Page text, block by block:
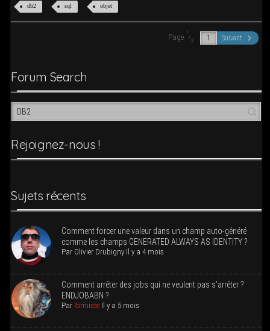
db2 sql objet
Page 1⁄2 Suivant
Forum Search
Rejoi­­gnez-nous !
Sujets récents
Com­ment for­cer une valeur dans un champ auto-géné­ré
comme les champs GENERATED ALWAYS AS IDENTITY ?
Par Oli­vier Dru­bi­gny Il y a 4 mois
Com­ment arrê­ter des jobs qui ne veulent pas s’ar­rê­ter ?
ENDJOBABN ?
Par Ibmiiste Il y a 5 mois